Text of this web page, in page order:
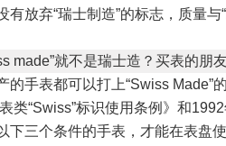
有放弃“瑞士制造”的标志，质量
的手表都可以打上“Swiss Made”
类“Swiss”标识使用条例》和
下三个条件的手表，才能在表盘